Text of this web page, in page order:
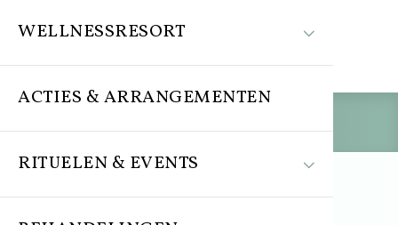
WELLNESSRESORT
ACTIES & ARRANGEMENTEN
RITUELEN & EVENTS